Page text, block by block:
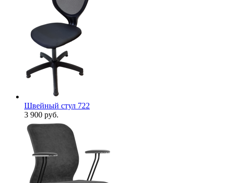
Швейный стул 722
3 900 руб.